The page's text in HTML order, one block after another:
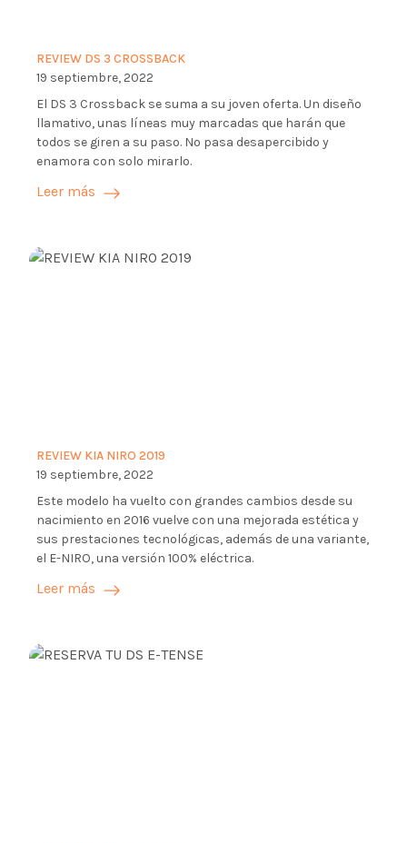
REVIEW DS 3 CROSSBACK
19 septiembre, 2022
El DS 3 Crossback se suma a su joven oferta. Un diseño
llamativo, unas líneas muy marcadas que harán que
todos se giren a su paso. No pasa desapercibido y
enamora con solo mirarlo.
Leer más
REVIEW KIA NIRO 2019
19 septiembre, 2022
Este modelo ha vuelto con grandes cambios desde su
nacimiento en 2016 vuelve con una mejorada estética y
sus prestaciones tecnológicas, además de una variante,
el E-NIRO, una versión 100% eléctrica.
Leer más